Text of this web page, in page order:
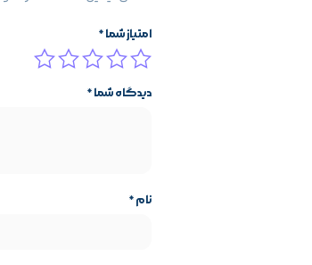
امتیاز شما*
دیدگاه شما*
نام*